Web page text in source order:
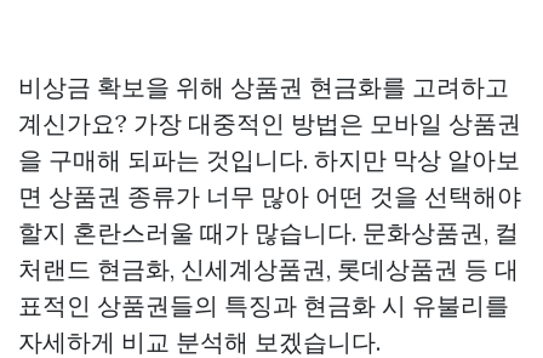
비상금 확보을 위해 상품권 현금화를 고려하고
계신가요? 가장 대중적인 방법은 모바일 상품권
을 구매해 되파는 것입니다. 하지만 막상 알아보
면 상품권 종류가 너무 많아 어떤 것을 선택해야
할지 혼란스러울 때가 많습니다. 문화상품권, 컬
처랜드 현금화, 신세계상품권, 롯데상품권 등 대
표적인 상품권들의 특징과 현금화 시 유불리를
자세하게 비교 분석해 보겠습니다.